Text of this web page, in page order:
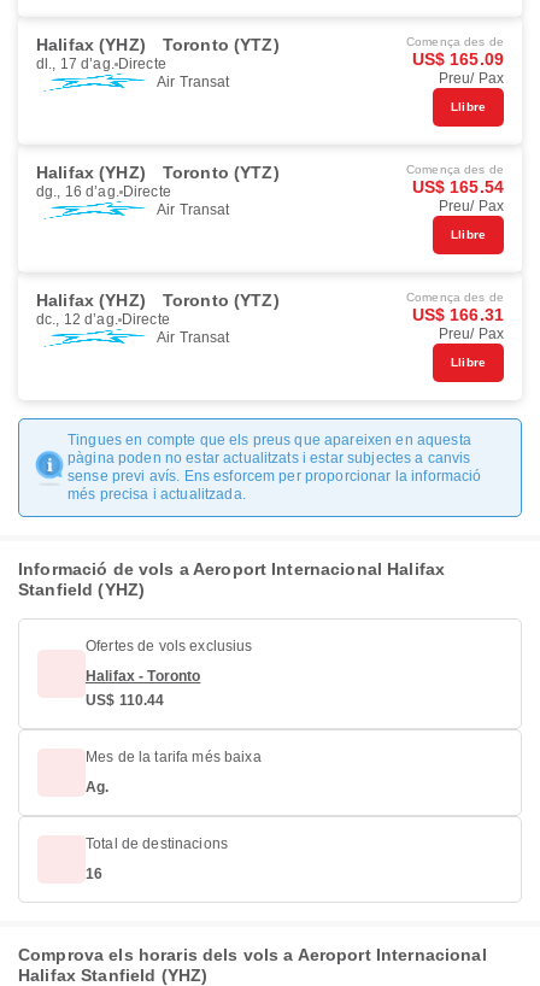
Halifax (YHZ) Toronto (YTZ)
dl., 17 d’ag. Directe
Air Transat
Comença des de
US$ 165.09
Preu/ Pax
Llibre
Halifax (YHZ) Toronto (YTZ)
dg., 16 d’ag. Directe
Air Transat
Comença des de
US$ 165.54
Preu/ Pax
Llibre
Halifax (YHZ) Toronto (YTZ)
dc., 12 d’ag. Directe
Air Transat
Comença des de
US$ 166.31
Preu/ Pax
Llibre
Tingues en compte que els preus que apareixen en aquesta
pàgina poden no estar actualitzats i estar subjectes a canvis
sense previ avís. Ens esforcem per proporcionar la informació
més precisa i actualitzada.
Informació de vols a Aeroport Internacional Halifax
Stanfield (YHZ)
Ofertes de vols exclusius
Halifax - Toronto
US$ 110.44
Mes de la tarifa més baixa
Ag.
Total de destinacions
16
Comprova els horaris dels vols a Aeroport Internacional
Halifax Stanfield (YHZ)